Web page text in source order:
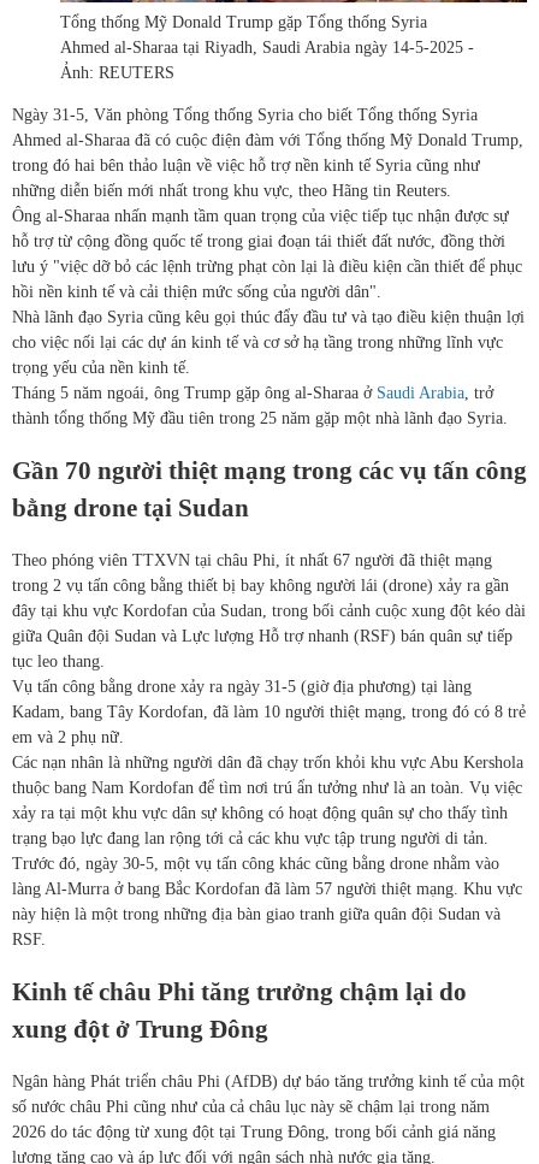
Tổng thống Mỹ Donald Trump gặp Tổng thống Syria
Ahmed al-Sharaa tại Riyadh, Saudi Arabia ngày 14-5-2025 -
Ảnh: REUTERS
Ngày 31-5, Văn phòng Tổng thống Syria cho biết Tổng thống Syria
Ahmed al-Sharaa đã có cuộc điện đàm với Tổng thống Mỹ Donald Trump,
trong đó hai bên thảo luận về việc hỗ trợ nền kinh tế Syria cũng như
những diễn biến mới nhất trong khu vực, theo Hãng tin Reuters.
Ông al-Sharaa nhấn mạnh tầm quan trọng của việc tiếp tục nhận được sự
hỗ trợ từ cộng đồng quốc tế trong giai đoạn tái thiết đất nước, đồng thời
lưu ý "việc dỡ bỏ các lệnh trừng phạt còn lại là điều kiện cần thiết để phục
hồi nền kinh tế và cải thiện mức sống của người dân".
Nhà lãnh đạo Syria cũng kêu gọi thúc đẩy đầu tư và tạo điều kiện thuận lợi
cho việc nối lại các dự án kinh tế và cơ sở hạ tầng trong những lĩnh vực
trọng yếu của nền kinh tế.
Tháng 5 năm ngoái, ông Trump gặp ông al-Sharaa ở Saudi Arabia, trở
thành tổng thống Mỹ đầu tiên trong 25 năm gặp một nhà lãnh đạo Syria.
Gần 70 người thiệt mạng trong các vụ tấn công
bằng drone tại Sudan
Theo phóng viên TTXVN tại châu Phi, ít nhất 67 người đã thiệt mạng
trong 2 vụ tấn công bằng thiết bị bay không người lái (drone) xảy ra gần
đây tại khu vực Kordofan của Sudan, trong bối cảnh cuộc xung đột kéo dài
giữa Quân đội Sudan và Lực lượng Hỗ trợ nhanh (RSF) bán quân sự tiếp
tục leo thang.
Vụ tấn công bằng drone xảy ra ngày 31-5 (giờ địa phương) tại làng
Kadam, bang Tây Kordofan, đã làm 10 người thiệt mạng, trong đó có 8 trẻ
em và 2 phụ nữ.
Các nạn nhân là những người dân đã chạy trốn khỏi khu vực Abu Kershola
thuộc bang Nam Kordofan để tìm nơi trú ẩn tưởng như là an toàn. Vụ việc
xảy ra tại một khu vực dân sự không có hoạt động quân sự cho thấy tình
trạng bạo lực đang lan rộng tới cả các khu vực tập trung người di tản.
Trước đó, ngày 30-5, một vụ tấn công khác cũng bằng drone nhằm vào
làng Al-Murra ở bang Bắc Kordofan đã làm 57 người thiệt mạng. Khu vực
này hiện là một trong những địa bàn giao tranh giữa quân đội Sudan và
RSF.
Kinh tế châu Phi tăng trưởng chậm lại do
xung đột ở Trung Đông
Ngân hàng Phát triển châu Phi (AfDB) dự báo tăng trưởng kinh tế của một
số nước châu Phi cũng như của cả châu lục này sẽ chậm lại trong năm
2026 do tác động từ xung đột tại Trung Đông, trong bối cảnh giá năng
lượng tăng cao và áp lực đối với ngân sách nhà nước gia tăng.